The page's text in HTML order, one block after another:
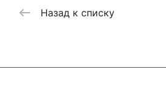
Назад к списку